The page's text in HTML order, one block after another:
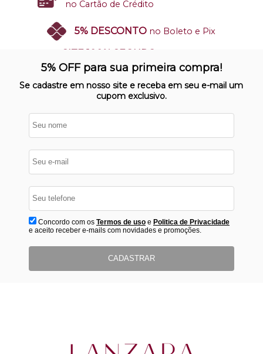
no Cartão de Crédito
5% DESCONTO no Boleto e Pix
Nosso site opera em ambiente
protegido
5% OFF para sua primeira compra!
Se cadastre em nosso site e receba em seu e-mail um
cupom exclusivo.
Concordo com os Termos de usoe Politica de Privacidade
e aceito receber e-mails com novidades e promoções.
CADASTRAR